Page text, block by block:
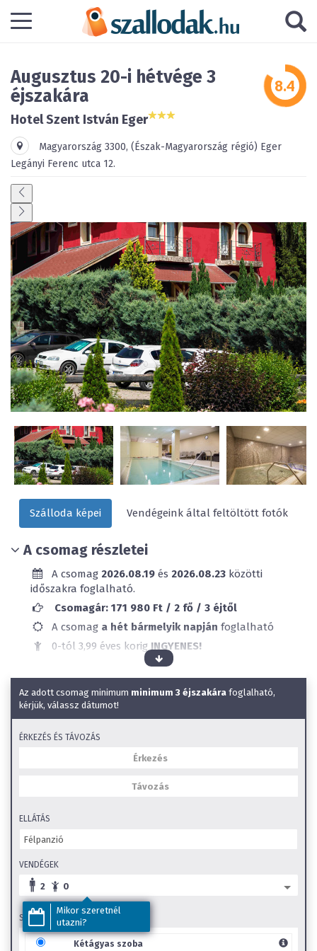
Augusztus 20-i hétvége 3
éjszakára
Hotel Szent István Eger
Magyarország 3300, (Észak-Magyarország régió) Eger
Legányi Ferenc utca 12.
Szálloda képei Vendégeink által feltöltött fotók
A csomag részletei
A csomag 2026.08.19 és 2026.08.23 közötti
időszakra foglalható.
Csomagár: 171 980 Ft / 2 fő / 3 éjtől
A csomag a hét bármelyik napján foglalható
0-tól 3,99 éves korig INGYENES!
Elérhető ellátások:Félpanzió
Wellness szálloda
Állatbarát
Kültéri úszómedence
Kültéri gyerekmedence
Szauna
Gyerekkedvezmények:
Kétágyas szoba
Az adott csomag minimum minimum 3 éjszakára foglalható,
kérjük, válassz dátumot!
ÉRKEZÉS ÉS TÁVOZÁS
Mikor szeretnél
utazni?
ELLÁTÁS
VENDÉGEK
2 0
SZOBA TÍPUS
Kétágyas szoba